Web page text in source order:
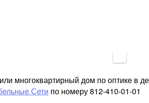
многоквартирный дом по оптике в
Сети по номеру 812-410-01-01